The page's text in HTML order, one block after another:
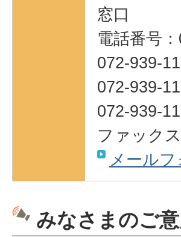
窓口
電話番号
072-939-
072-939-
072-939-
ファック
メール
みなさまのご